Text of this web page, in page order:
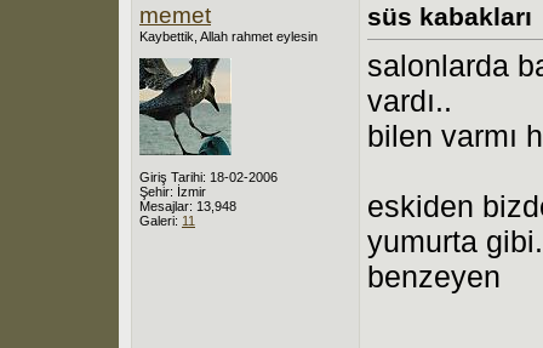
memet
Kaybettik, Allah rahmet eylesin
Giriş Tarihi: 18-02-2006
Şehir: İzmir
Mesajlar: 13,948
Galeri: 11
süs kabakları
salonlarda
vardı..
bilen varmı
eskiden
yumurta
benzeyen